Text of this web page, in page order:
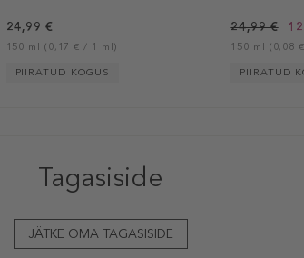
24,99 €
150 ml (0,17 € / 1 ml)
PIIRATUD KOGUS
24,99 €
150 ml (0,08
PIIRATUD
Tagasiside
JÄTKE OMA TAGASISIDE